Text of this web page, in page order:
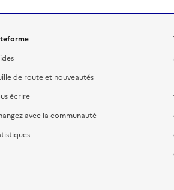
de route et nouveautés
écrire
avec la communauté